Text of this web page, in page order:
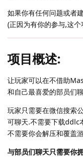
如果你有任何问题或者
(正因为有你的参与,这
项目概述:
让玩家可以在不借助
和自己最喜爱的部员们
玩家只需要在微信搜索
可聊天.不需要下载ddlc
不需要你会解压和覆盖
与部员们聊天只需要你